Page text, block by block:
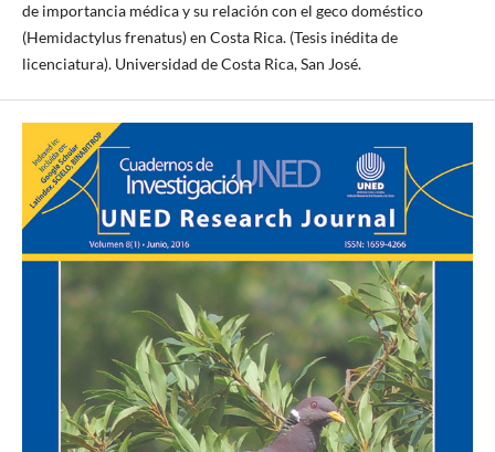
de importancia médica y su relación con el geco doméstico
(Hemidactylus frenatus) en Costa Rica. (Tesis inédita de
licenciatura). Universidad de Costa Rica, San José.